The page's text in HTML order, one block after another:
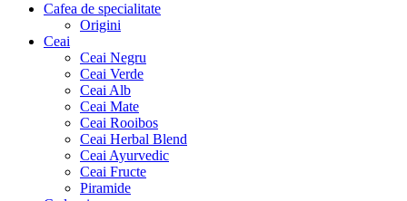
Cafea de specialitate
Origini
Ceai
Ceai Negru
Ceai Verde
Ceai Alb
Ceai Mate
Ceai Rooibos
Ceai Herbal Blend
Ceai Ayurvedic
Ceai Fructe
Piramide